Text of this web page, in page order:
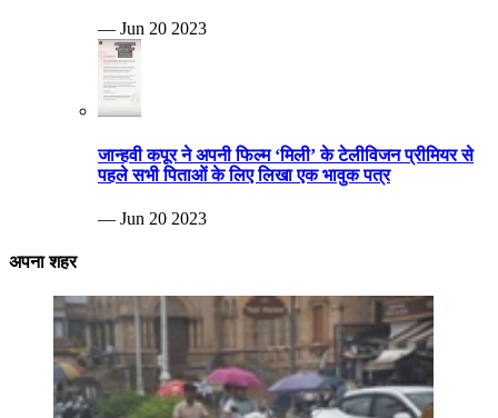
— Jun 20 2023
जान्हवी कपूर ने अपनी फिल्म ‘मिली’ के टेलीविजन प्रीमियर से
पहले सभी पिताओं के लिए लिखा एक भावुक पत्र
— Jun 20 2023
अपना शहर